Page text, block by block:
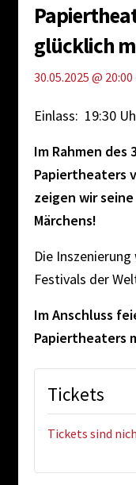
glücklich
30.05.2025 @ 20:00
Einlass: 19:30
Im Rahmen des
Papiertheaters
zeigen wir
Märchens!
Die
Festivals der
Im Anschluss
Papiertheaters
Tickets
Tickets sind